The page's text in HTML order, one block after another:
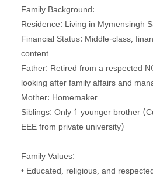
Family Background:
Residence: Living in Mymensingh
Financial Status: Middle-class,
content
Father: Retired from a respected
looking after family affairs and
Mother: Homemaker
Siblings: Only 1 younger brother
EEE from private university)
Family Values:
• Educated, religious, and